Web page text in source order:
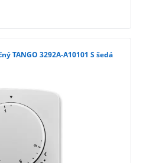
TANGO 3292A-A10101 S šedá